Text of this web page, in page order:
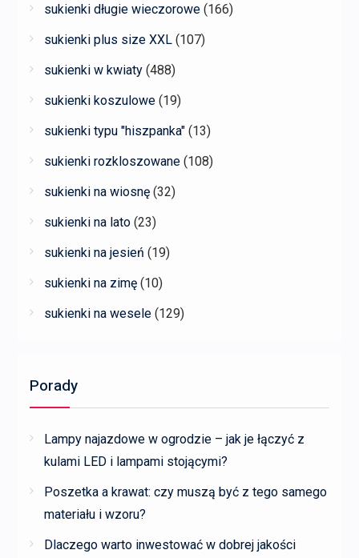
sukienki długie wieczorowe (166)
sukienki plus size XXL (107)
sukienki w kwiaty (488)
sukienki koszulowe (19)
sukienki typu "hiszpanka" (13)
sukienki rozkloszowane (108)
sukienki na wiosnę (32)
sukienki na lato (23)
sukienki na jesień (19)
sukienki na zimę (10)
sukienki na wesele (129)
Porady
Lampy najazdowe w ogrodzie – jak je łączyć z
kulami LED i lampami stojącymi?
Poszetka a krawat: czy muszą być z tego samego
materiału i wzoru?
Dlaczego warto inwestować w dobrej jakości